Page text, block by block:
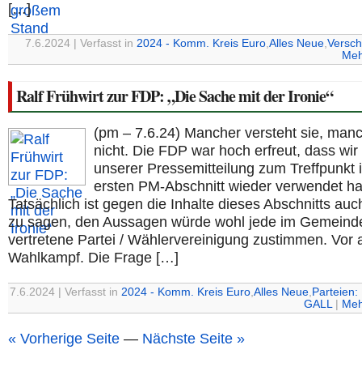
[…]
7.6.2024 | Verfasst in 2024 - Komm. Kreis Euro,Alles Neue,
Ralf Frühwirt zur FDP: „Die Sache mit der Ironie“
(pm – 7.6.24) Mancher versteht sie,
nicht. Die FDP war hoch erfreut, dass wir
unserer Pressemitteilung zum Treffpunkt
ersten PM-Abschnitt wieder verwendet
Tatsächlich ist gegen die Inhalte dieses Abschnitts
zu sagen, den Aussagen würde wohl jede im
vertretene Partei / Wählervereinigung zustimmen. Vor
Wahlkampf. Die Frage […]
7.6.2024 | Verfasst in 2024 - Komm. Kreis Euro,Alles Neue, Parteien:
GALL|
« Vorherige Seite — Nächste Seite »